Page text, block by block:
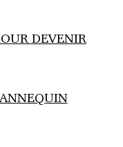
DEVENIR